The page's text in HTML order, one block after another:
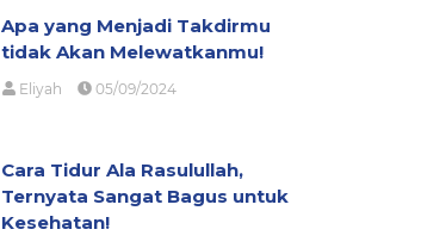
Apa yang Menjadi Takdirmu
tidak Akan Melewatkanmu!
Eliyah 05/09/2024
Cara Tidur Ala Rasulullah,
Ternyata Sangat Bagus untuk
Kesehatan!